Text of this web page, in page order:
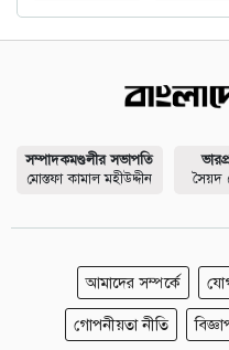
সম্পাদকমণ্ডলীর সভাপতি
মোস্তফা কামাল মহীউদ্দীন
সৈয়দ
আমাদের সম্পর্কে
গোপনীয়তা নীতি